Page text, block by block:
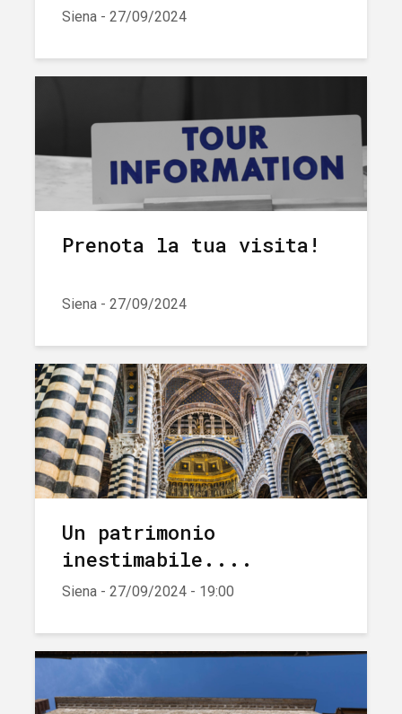
Siena - 27/09/2024
Prenota la tua visita!
Siena - 27/09/2024
Un patrimonio
inestimabile....
Siena - 27/09/2024 - 19:00